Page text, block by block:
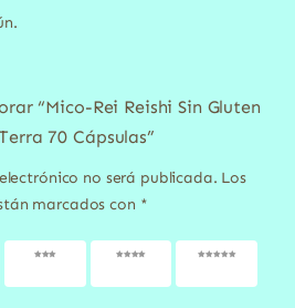
“Mico-Rei Reishi Sin Gluten
70 Cápsulas”
no será publicada. Los
marcados con *
3 de 5
4 de 5
5 de 5